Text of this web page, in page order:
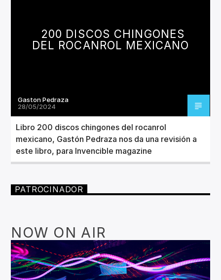
ARTISTA
Invencible Radio
200 DISCOS CHINGONES
DEL ROCANROL MEXICANO
Gaston Pedraza
28/05/2024
Libro 200 discos chingones del rocanrol
mexicano, Gastón Pedraza nos da una revisión a
este libro, para Invencible magazine
PATROCINADOR
NOW ON AIR